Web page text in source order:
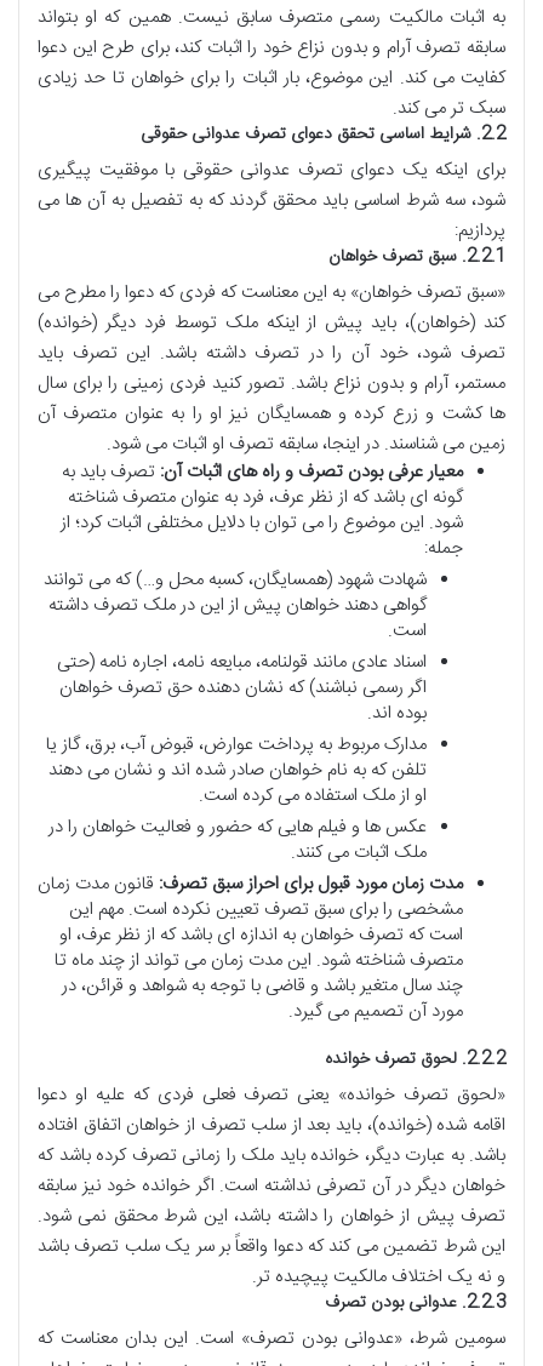
به اثبات مالکیت رسمی متصرف سابق نیست. همین که او بتواند
سابقه تصرف آرام و بدون نزاع خود را اثبات کند، برای طرح این دعوا
کفایت می کند. این موضوع، بار اثبات را برای خواهان تا حد زیادی
سبک تر می کند.
2.2. شرایط اساسی تحقق دعوای تصرف عدوانی حقوقی
برای اینکه یک دعوای تصرف عدوانی حقوقی با موفقیت پیگیری
شود، سه شرط اساسی باید محقق گردند که به تفصیل به آن ها می
پردازیم:
2.2.1. سبق تصرف خواهان
«سبق تصرف خواهان» به این معناست که فردی که دعوا را مطرح می
کند (خواهان)، باید پیش از اینکه ملک توسط فرد دیگر (خوانده)
تصرف شود، خود آن را در تصرف داشته باشد. این تصرف باید
مستمر، آرام و بدون نزاع باشد. تصور کنید فردی زمینی را برای سال
ها کشت و زرع کرده و همسایگان نیز او را به عنوان متصرف آن
زمین می شناسند. در اینجا، سابقه تصرف او اثبات می شود.
معیار عرفی بودن تصرف و راه های اثبات آن: تصرف باید به
گونه ای باشد که از نظر عرف، فرد به عنوان متصرف شناخته
شود. این موضوع را می توان با دلایل مختلفی اثبات کرد؛ از
جمله:
شهادت شهود (همسایگان، کسبه محل و…) که می توانند
گواهی دهند خواهان پیش از این در ملک تصرف داشته
است.
اسناد عادی مانند قولنامه، مبایعه نامه، اجاره نامه (حتی
اگر رسمی نباشند) که نشان دهنده حق تصرف خواهان
بوده اند.
مدارک مربوط به پرداخت عوارض، قبوض آب، برق، گاز یا
تلفن که به نام خواهان صادر شده اند و نشان می دهند
او از ملک استفاده می کرده است.
عکس ها و فیلم هایی که حضور و فعالیت خواهان را در
ملک اثبات می کنند.
مدت زمان مورد قبول برای احراز سبق تصرف: قانون مدت زمان
مشخصی را برای سبق تصرف تعیین نکرده است. مهم این
است که تصرف خواهان به اندازه ای باشد که از نظر عرف، او
متصرف شناخته شود. این مدت زمان می تواند از چند ماه تا
چند سال متغیر باشد و قاضی با توجه به شواهد و قرائن، در
مورد آن تصمیم می گیرد.
2.2.2. لحوق تصرف خوانده
«لحوق تصرف خوانده» یعنی تصرف فعلی فردی که علیه او دعوا
اقامه شده (خوانده)، باید بعد از سلب تصرف از خواهان اتفاق افتاده
باشد. به عبارت دیگر، خوانده باید ملک را زمانی تصرف کرده باشد که
خواهان دیگر در آن تصرفی نداشته است. اگر خوانده خود نیز سابقه
تصرف پیش از خواهان را داشته باشد، این شرط محقق نمی شود.
این شرط تضمین می کند که دعوا واقعاً بر سر یک سلب تصرف باشد
و نه یک اختلاف مالکیت پیچیده تر.
2.2.3. عدوانی بودن تصرف
سومین شرط، «عدوانی بودن تصرف» است. این بدان معناست که